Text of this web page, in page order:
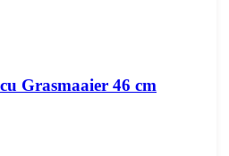
Grasmaaier 46 cm